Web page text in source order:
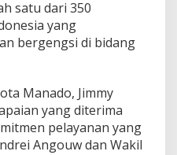
satu dari 350
yang
bergengsi di bidang
Manado, Jimmy
yang diterima
pelayanan yang
Angouw dan Wakil